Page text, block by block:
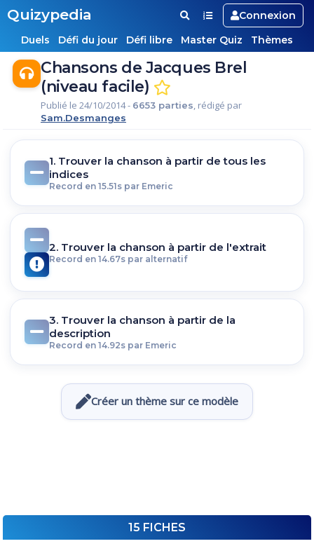
Quizypedia
Connexion
Duels
Défi du jour Défi libre Master Quiz Thèmes
Chansons de Jacques Brel
(niveau facile)
Publié le 24/10/2014 - 6653 parties, rédigé par
Sam.Desmanges
1. Trouver la chanson à partir de tous les
indices
Record en 15.51s par Emeric
2. Trouver la chanson à partir de l'extrait
Record en 14.67s par alternatif
3. Trouver la chanson à partir de la
description
Record en 14.92s par Emeric
Créer un thème sur ce modèle
15 FICHES